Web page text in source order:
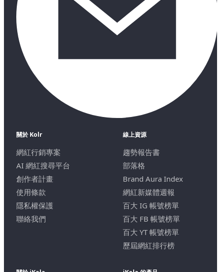
關於 Kolr
網紅行銷專案
AI 網紅搜尋平台
創作者計畫
使用條款
隱私權保護
聯絡我們
線上資源
趨勢報告書
部落格
Brand Aura Index
網紅新媒體週報
百大 IG 帳號榜單
百大 FB 帳號榜單
百大 YT 帳號榜單
歷屆網紅排行榜